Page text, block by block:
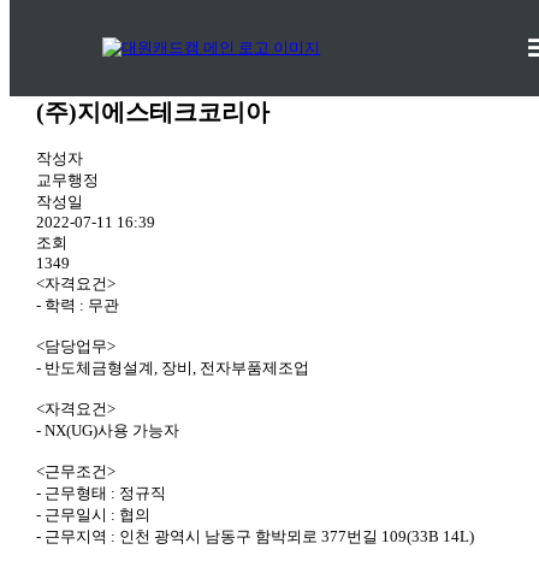
(주)지에스테크코리아
작성자
교무행정
작성일
2022-07-11 16:39
조회
1349
<자격요건>
- 학력 : 무관
<담당업무>
- 반도체금형설계, 장비, 전자부품제조업
<자격요건>
- NX(UG)사용 가능자
<근무조건>
- 근무형태 : 정규직
- 근무일시 : 협의
- 근무지역 : 인천 광역시 남동구 함박뫼로 377번길 109(33B 14L)